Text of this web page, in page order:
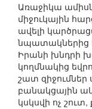
Առաջիկա
միջուկային
ավելի
նպատակներից
Իրանի խնդրի
կողմնակից
շատ
բանակցային
կսկսվի ոչ